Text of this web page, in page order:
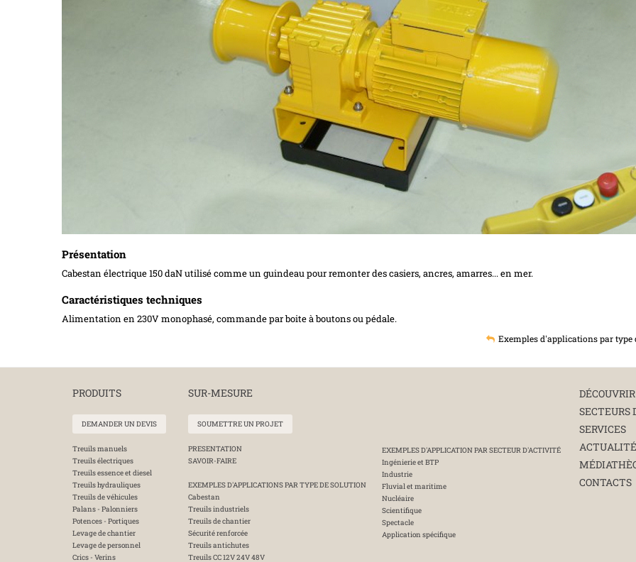
Présentation
Cabestan électrique 150 daN utilisé comme un guindeau pour remonter des casiers, ancres, amarres... en mer.
Caractéristiques techniques
Alimentation en 230V monophasé, commande par boite à boutons ou pédale.
Exemples d'applications par type
PRODUITS
DEMANDER UN DEVIS
Treuils manuels
Treuils électriques
Treuils essence et diesel
Treuils hydrauliques
Treuils de véhicules
Palans - Palonniers
Potences - Portiques
Levage de chantier
Levage de personnel
Crics - Verins
SUR-MESURE
SOUMETTRE UN PROJET
PRESENTATION
SAVOIR-FAIRE
EXEMPLES D'APPLICATIONS PAR TYPE DE SOLUTION
Cabestan
Treuils industriels
Treuils de chantier
Sécurité renforcée
Treuils antichutes
Treuils CC 12V 24V 48V
EXEMPLES D'APPLICATION PAR SECTEUR D'ACTIVITÉ
Ingénierie et BTP
Industrie
Fluvial et maritime
Nucléaire
Scientifique
Spectacle
Application spécifique
SECTEURS
SERVICES
CONTACTS